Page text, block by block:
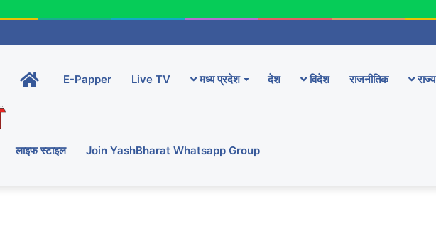
Home-
main
E-Papper Live TV मध्य प्रदेश देश विदेश राजनीतिक राज्य
लाइफ स्टाइल Join YashBharat Whatsapp Group